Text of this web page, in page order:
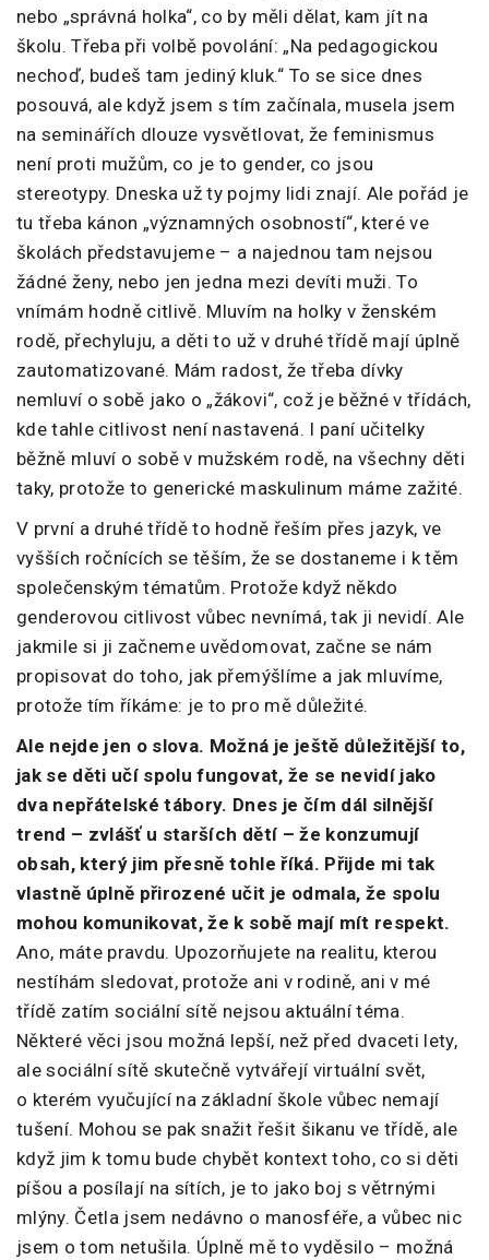
nebo „správná holka“, co by měli dělat, kam jít na
školu. Třeba při volbě povolání: „Na pedagogickou
nechoď, budeš tam jediný kluk.“ To se sice dnes
posouvá, ale když jsem s tím začínala, musela jsem
na seminářích dlouze vysvětlovat, že feminismus
není proti mužům, co je to gender, co jsou
stereotypy. Dneska už ty pojmy lidi znají. Ale pořád je
tu třeba kánon „významných osobností“, které ve
školách představujeme – a najednou tam nejsou
žádné ženy, nebo jen jedna mezi devíti muži. To
vnímám hodně citlivě. Mluvím na holky v ženském
rodě, přechyluju, a děti to už v druhé třídě mají úplně
zautomatizované. Mám radost, že třeba dívky
nemluví o sobě jako o „žákovi“, což je běžné v třídách,
kde tahle citlivost není nastavená. I paní učitelky
běžně mluví o sobě v mužském rodě, na všechny děti
taky, protože to generické maskulinum máme zažité.
V první a druhé třídě to hodně řeším přes jazyk, ve
vyšších ročnících se těším, že se dostaneme i k těm
společenským tématům. Protože když někdo
genderovou citlivost vůbec nevnímá, tak ji nevidí. Ale
jakmile si ji začneme uvědomovat, začne se nám
propisovat do toho, jak přemýšlíme a jak mluvíme,
protože tím říkáme: je to pro mě důležité.
Ale nejde jen o slova. Možná je ještě důležitější to,
jak se děti učí spolu fungovat, že se nevidí jako
dva nepřátelské tábory. Dnes je čím dál silnější
trend – zvlášť u starších dětí – že konzumují
obsah, který jim přesně tohle říká. Přijde mi tak
vlastně úplně přirozené učit je odmala, že spolu
mohou komunikovat, že k sobě mají mít respekt.
Ano, máte pravdu. Upozorňujete na realitu, kterou
nestíhám sledovat, protože ani v rodině, ani v mé
třídě zatím sociální sítě nejsou aktuální téma.
Některé věci jsou možná lepší, než před dvaceti lety,
ale sociální sítě skutečně vytvářejí virtuální svět,
o kterém vyučující na základní škole vůbec nemají
tušení. Mohou se pak snažit řešit šikanu ve třídě, ale
když jim k tomu bude chybět kontext toho, co si děti
píšou a posílají na sítích, je to jako boj s větrnými
mlýny. Četla jsem nedávno o manosféře, a vůbec nic
jsem o tom netušila. Úplně mě to vyděsilo – možná